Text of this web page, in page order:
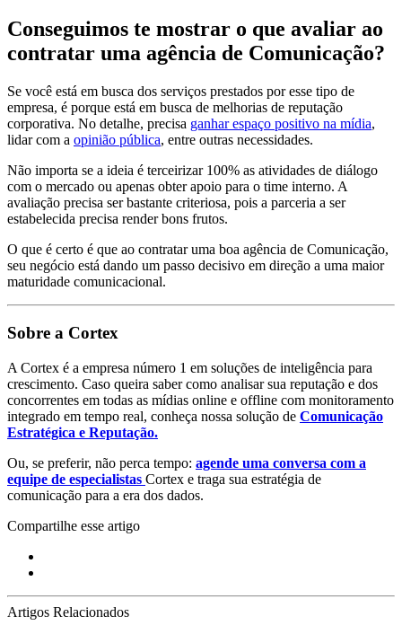
Conseguimos te mostrar o que avaliar ao
contratar uma agência de Comunicação?
Se você está em busca dos serviços prestados por esse tipo de
empresa, é porque está em busca de melhorias de reputação
corporativa. No detalhe, precisa ganhar espaço positivo na mídia,
lidar com a opinião pública, entre outras necessidades.
Não importa se a ideia é terceirizar 100% as atividades de diálogo
com o mercado ou apenas obter apoio para o time interno. A
avaliação precisa ser bastante criteriosa, pois a parceria a ser
estabelecida precisa render bons frutos.
O que é certo é que ao contratar uma boa agência de Comunicação,
seu negócio está dando um passo decisivo em direção a uma maior
maturidade comunicacional.
Sobre a Cortex
A Cortex é a empresa número 1 em soluções de inteligência para
crescimento. Caso queira saber como analisar sua reputação e dos
concorrentes em todas as mídias online e offline com monitoramento
integrado em tempo real, conheça nossa solução de Comunicação
Estratégica e Reputação.
Ou, se preferir, não perca tempo: agende uma conversa com a
equipe de especialistas Cortex e traga sua estratégia de
comunicação para a era dos dados.
Compartilhe esse artigo
Artigos Relacionados